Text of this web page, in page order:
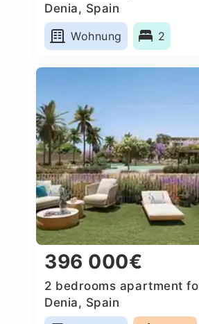
Denia, Spain
Wohnung
2
396 000€
2 bedrooms apartment
Denia, Spain